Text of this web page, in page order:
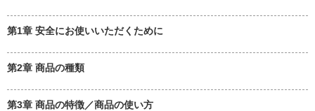
第1章 安全にお使いいただくために
第2章 商品の種類
第3章 商品の特徴／商品の使い方